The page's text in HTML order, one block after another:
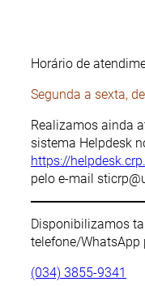
Horário de
Segunda a sexta,
Realizamos ainda
sistema Helpdesk
https://
pelo e-mail
Disponibilizamos
telefone/WhatsApp
(034) 3855-9341